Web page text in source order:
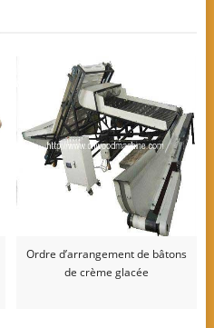
Ordre d’arrangement de bâtons
de crème glacée